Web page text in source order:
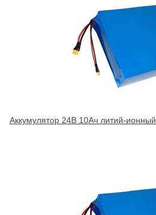
Аккумулятор 24В 10Ач литий-ионный